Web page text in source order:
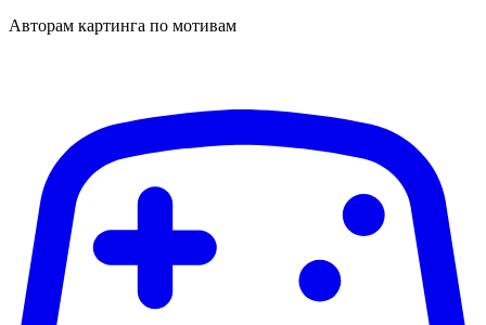
Авторам картинга по мотивам